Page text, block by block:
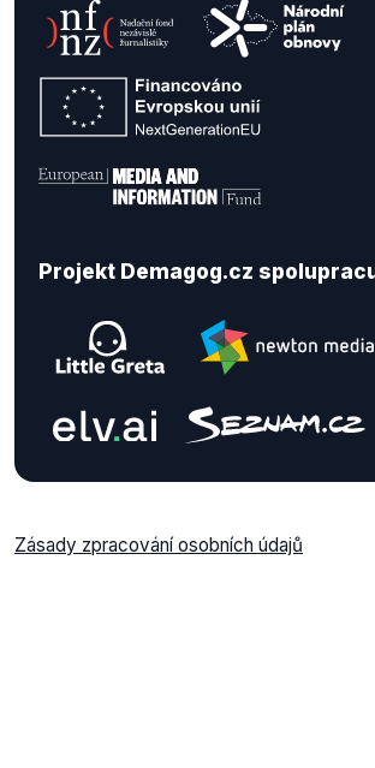
Projekt Demagog.cz
Zásady zpracování osobních údajů